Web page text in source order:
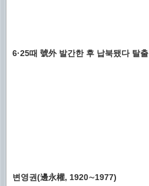
6·25때 號外 발간한 후 납북됐다 탈출
변영권(邊永權, 1920∼1977)